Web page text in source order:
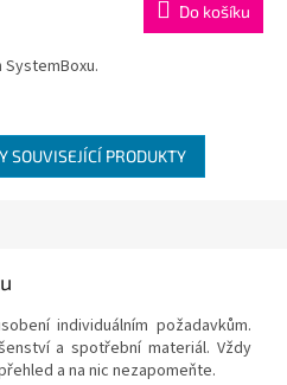
Do košíku
SOUVISEJÍCÍ PRODUKTY
individuálním požadavkům.
a spotřební materiál. Vždy
a na nic nezapomeňte.